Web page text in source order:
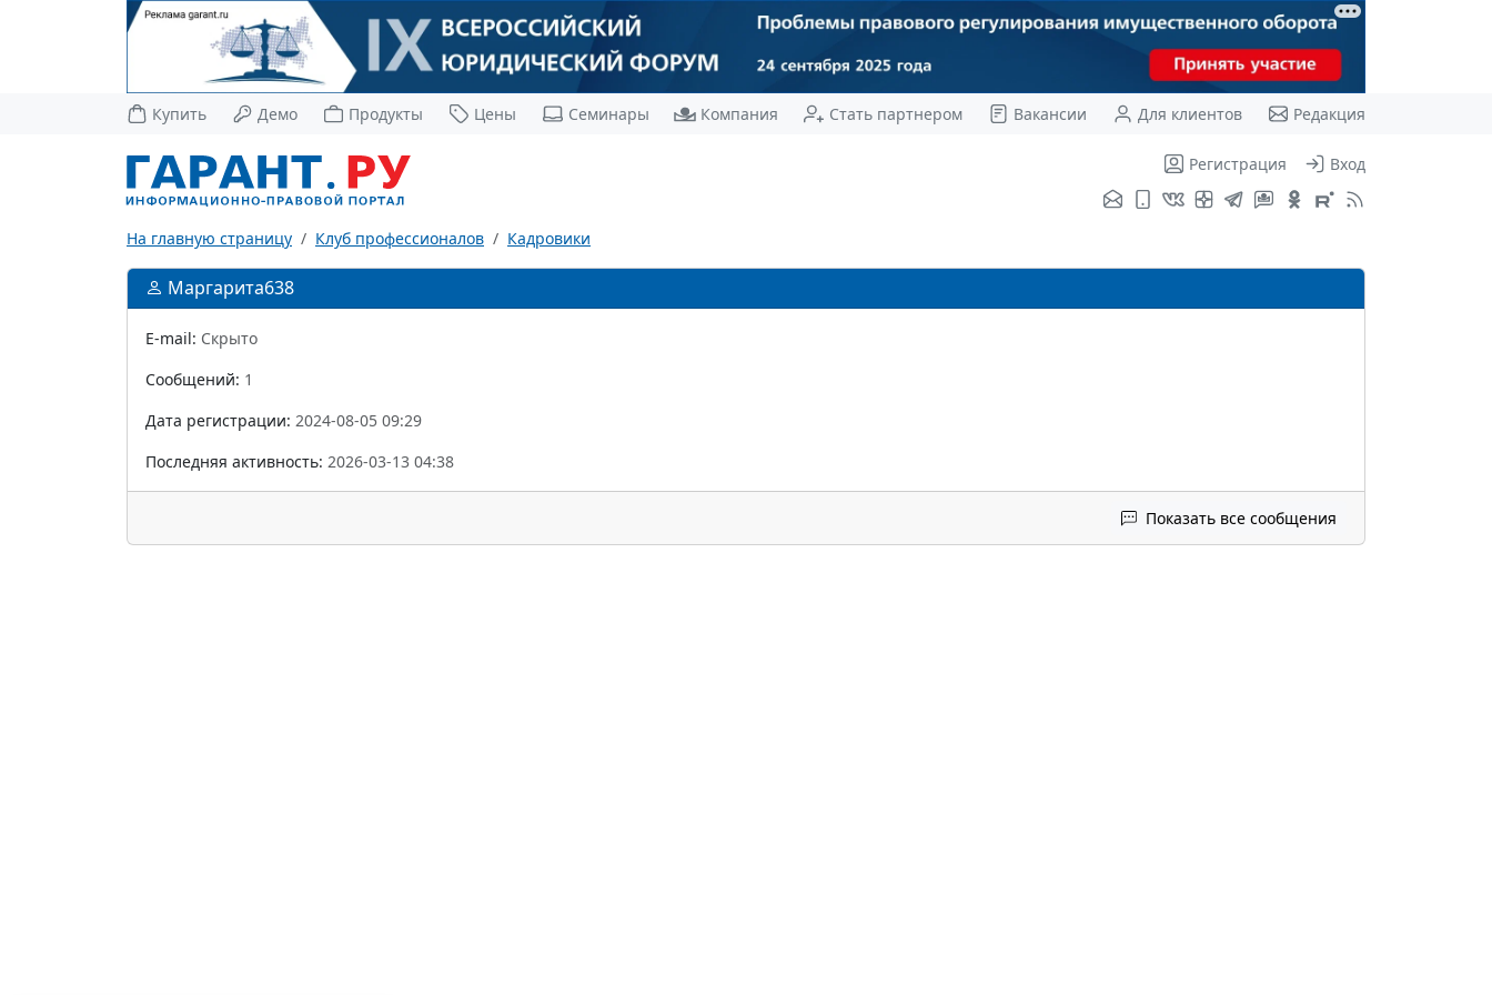
Купить Демо Продукты Цены Семинары Компания Стать партнером Вакансии Для клиентов Редакция
Регистрация Вход
На главную страницу Клуб профессионалов Кадровики
Маргарита638
E-mail: Скрыто
Сообщений: 1
Дата регистрации: 2024-08-05 09:29
Последняя активность: 2026-03-13 04:38
Показать все сообщения